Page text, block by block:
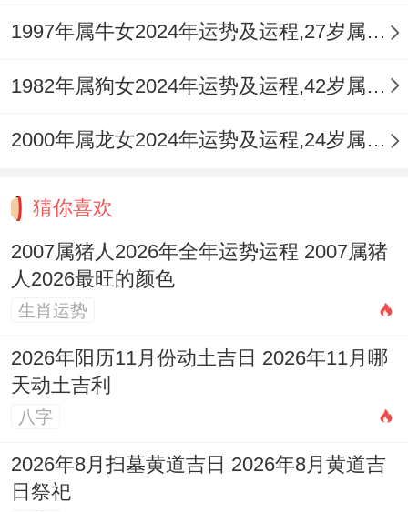
目中也能体验到 camaraderie（同伴情
耗。
你可能会发现，身边的朋友或同学在不知不
机遇甚至他人的关注度上存在争夺，值此流
年关键在于调整心态，将「竞争」视为共同
进步的推动力，而非对立矛盾的来源，学习
合作与分享，往往能化敌为友，将比劫的负
面作用转化为共赢的动力。
在家庭关系方面午亥暗合。官印之气与父母
宫产生联系，这代表着与父母、长辈的沟通
整体是顺畅的，容易获得他们的支持，唯伤
官星有时会让你显得固执己见，在面临长辈
1997年属牛女2024年运势及运程,27岁属牛人2024全年每月运势女性如何
1982年属狗女2024年运势及运程,42岁属狗人2024全年每月运势女性如何
2000年属龙女2024年运势及运程,24岁属龙人2024全年每月运势女性如何
猜你喜欢
2007属猪人2026年全年运势运程 2007属猪
人2026最旺的颜色
生肖运势
2026年阳历11月份动土吉日 2026年11月哪
天动土吉利
八字
2026年8月扫墓黄道吉日 2026年8月黄道吉
日祭祀